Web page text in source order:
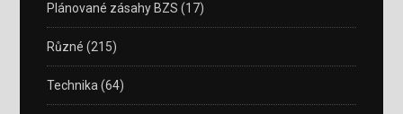
Plánované zásahy BZS (17)
Různé (215)
Technika (64)